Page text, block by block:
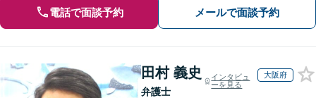
電話で面談予約 メールで面談予約
田村 義史
弁護士
インタビュ
ーを見る
大阪府